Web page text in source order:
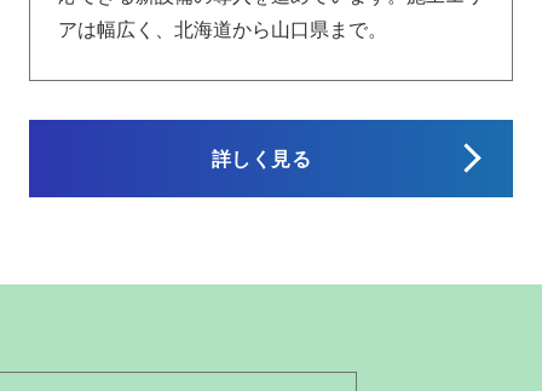
アは幅広く、北海道から山口県まで。
詳しく見る